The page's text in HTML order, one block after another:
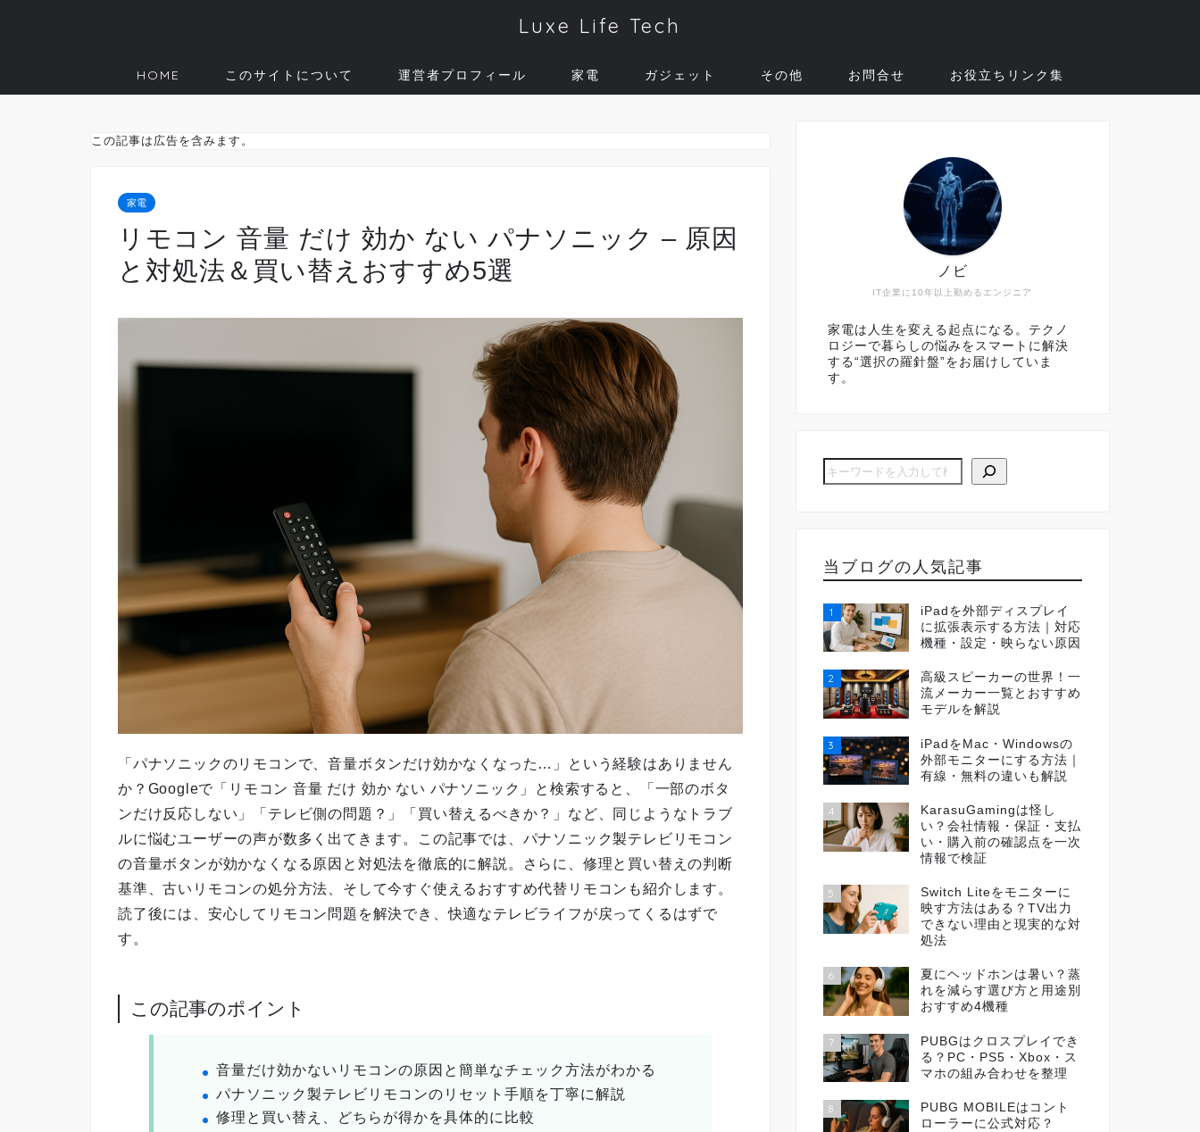
Luxe Life Tech
HOME このサイトについて 運営者プロフィール 家電 ガジェット その他 お問合せ お役立ちリンク集
この記事は広告を含みます。
家電
リモコン 音量 だけ 効か ない パナソニック – 原因
と対処法＆買い替えおすすめ5選
「パナソニックのリモコンで、音量ボタンだけ効かなくなった…」という経験はありません
か？Googleで「リモコン 音量 だけ 効か ない パナソニック」と検索すると、「一部のボタ
ンだけ反応しない」「テレビ側の問題？」「買い替えるべきか？」など、同じようなトラブ
ルに悩むユーザーの声が数多く出てきます。この記事では、パナソニック製テレビリモコン
の音量ボタンが効かなくなる原因と対処法を徹底的に解説。さらに、修理と買い替えの判断
基準、古いリモコンの処分方法、そして今すぐ使えるおすすめ代替リモコンも紹介します。
読了後には、安心してリモコン問題を解決でき、快適なテレビライフが戻ってくるはずで
す。
この記事のポイント
音量だけ効かないリモコンの原因と簡単なチェック方法がわかる
パナソニック製テレビリモコンのリセット手順を丁寧に解説
修理と買い替え、どちらが得かを具体的に比較
IT企業に10年以上勤めるエンジニア
ノビ
家電は人生を変える起点になる。テクノ
ロジーで暮らしの悩みをスマートに解決
する“選択の羅針盤”をお届けしていま
す。
当ブログの人気記事
1
iPadを外部ディスプレイ
に拡張表示する方法｜対応
機種・設定・映らない原因
2
高級スピーカーの世界！一
流メーカー一覧とおすすめ
モデルを解説
3
iPadをMac・Windowsの
外部モニターにする方法｜
有線・無料の違いも解説
4
KarasuGamingは怪し
い？会社情報・保証・支払
い・購入前の確認点を一次
情報で検証
5
Switch Liteをモニターに
映す方法はある？TV出力
できない理由と現実的な対
処法
6
夏にヘッドホンは暑い？蒸
れを減らす選び方と用途別
おすすめ4機種
7
PUBGはクロスプレイでき
る？PC・PS5・Xbox・ス
マホの組み合わせを整理
8
PUBG MOBILEはコント
ローラーに公式対応？